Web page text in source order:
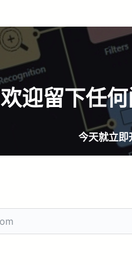
欢迎留下任
今天就立即